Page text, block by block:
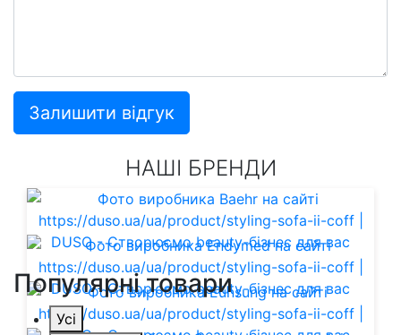
Залишити відгук
НАШІ БРЕНДИ
Популярні товари
Усі